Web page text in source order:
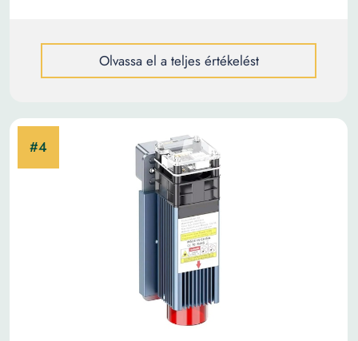
Olvassa el a teljes értékelést